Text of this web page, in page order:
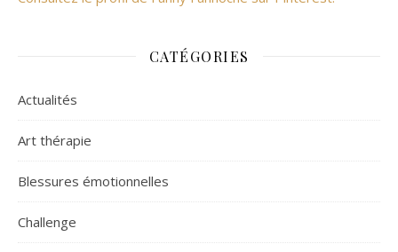
CATÉGORIES
Actualités
Art thérapie
Blessures émotionnelles
Challenge